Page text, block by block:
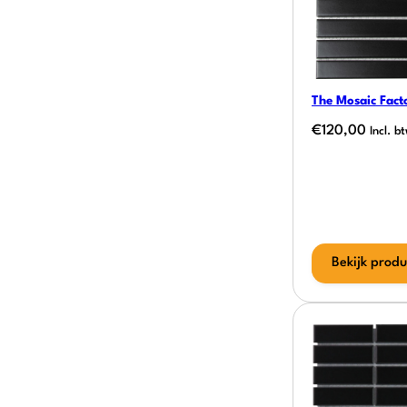
The Mosaic
€120,00 Incl.
Bekijk